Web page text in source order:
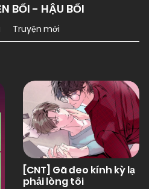
BỐI - HẬU BỐI
Truyện mới
[CNT] Gã đeo kính kỳ lạ
phải lòng tôi